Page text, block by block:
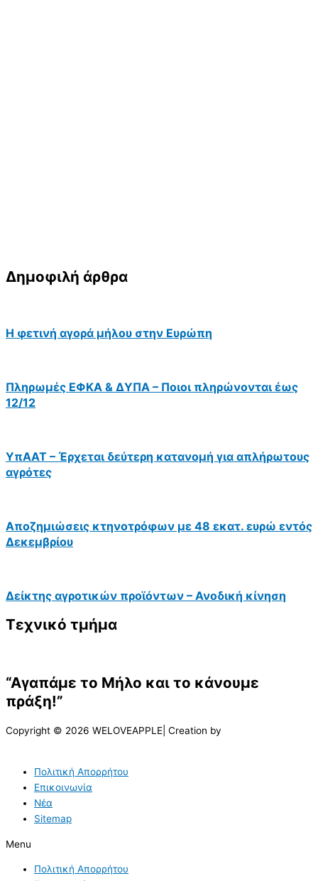
Δημοφιλή άρθρα
Η φετινή αγορά μήλου στην Ευρώπη
Πληρωμές ΕΦΚΑ & ΔΥΠΑ – Ποιοι πληρώνονται έως
12/12
ΥπΑΑΤ – Έρχεται δεύτερη κατανομή για απλήρωτους
αγρότες
Αποζημιώσεις κτηνοτρόφων με 48 εκατ. ευρώ εντός
Δεκεμβρίου
Δείκτης αγροτικών προϊόντων – Ανοδική κίνηση
Τεχνικό τμήμα
“Αγαπάμε το Μήλο και το κάνουμε
πράξη!”
Copyright © 2026 WELOVEAPPLE| Creation by
Πολιτική Απορρήτου
Επικοινωνία
Νέα
Sitemap
Menu
Πολιτική Απορρήτου